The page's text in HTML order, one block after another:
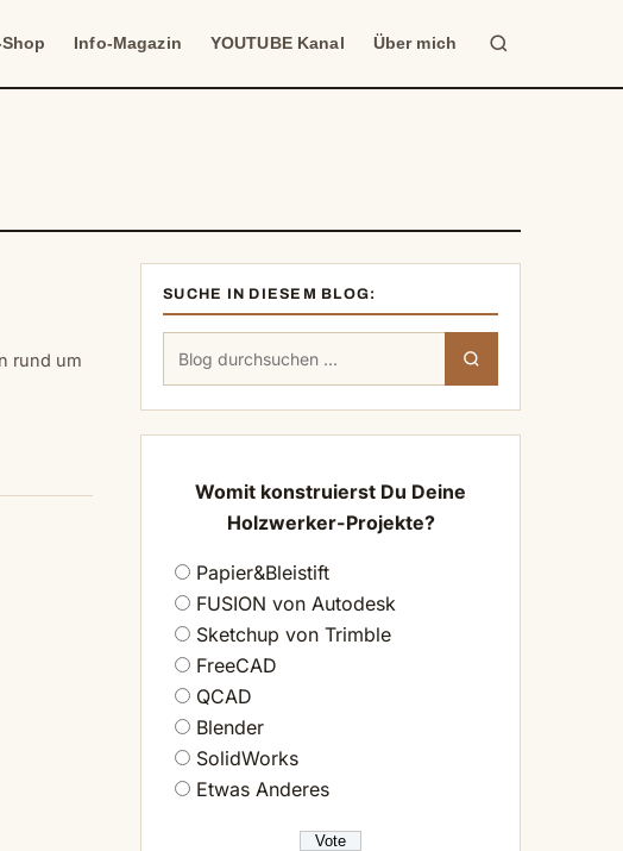
Info-Magazin YOUTUBE Kanal Über mich
Suche
rund um
SUCHE IN DIESEM BLOG:
Suchen
Womit konstruierst Du Deine
Holzwerker-Projekte?
Papier&Bleistift
FUSION von Autodesk
Sketchup von Trimble
FreeCAD
QCAD
Blender
SolidWorks
Etwas Anderes